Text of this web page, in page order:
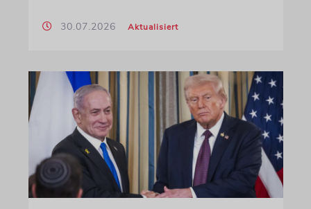
30.07.2026 Aktualisiert